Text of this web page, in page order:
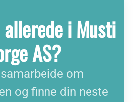
i Musti
AS?
om
og finne din neste